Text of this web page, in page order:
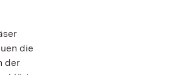
die
der